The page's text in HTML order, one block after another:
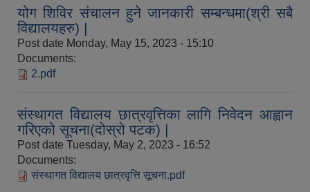
योग शिविर संचालन हुने जानकारी सम्बन्धमा(श्री सबै
विद्यालयहरु) |
Post date Monday, May 15, 2023 - 15:10
Documents:
2.pdf
संस्थागत विद्यालय छात्रवृत्तिका लागि निवेदन आह्वान
गरिएको सूचना(दोस्रो पटक) |
Post date Tuesday, May 2, 2023 - 16:52
Documents:
संस्थागत विद्यालय छात्रवृत्ति सूचना.pdf